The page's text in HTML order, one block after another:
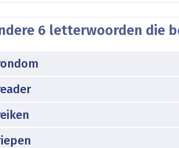
6 letterwoorden die